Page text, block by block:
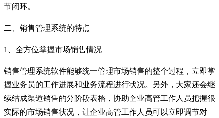
节闭环。
二、销售管理系统的特点
1、全方位掌握市场销售情况
销售管理系统软件能够统一管理市场销售的整个过程，立即掌
握业务员的工作进展和业务流程进行状况。另外，大家还会继
续结成渠道销售的分阶段表格，协助企业高管工作人员把握很
实际的市场销售状况，让企业高管工作人员可以立即调节对